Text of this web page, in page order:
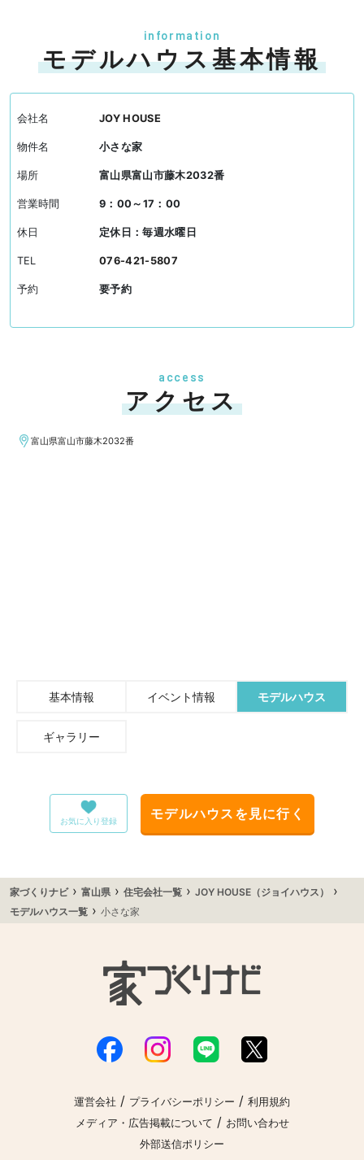
information
モデルハウス基本情報
会社名 JOY HOUSE
物件名 小さな家
場所 富山県富山市藤木2032番
営業時間 9：00～17：00
休日 定休日：毎週水曜日
TEL 076-421-5807
予約 要予約
access
アクセス
富山県富山市藤木2032番
基本情報 イベント情報 モデルハウス
ギャラリー
お気に入り登録 モデルハウスを見に行く
家づくりナビ› 富山県 › 住宅会社一覧 › JOY HOUSE（ジョイハウス） ›
モデルハウス一覧 › 小さな家
運営会社 / プライバシーポリシー / 利用規約
メディア・広告掲載について / お問い合わせ
外部送信ポリシー